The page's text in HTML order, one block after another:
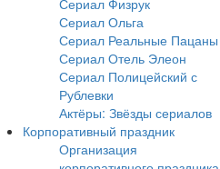
Сериал Физрук
Сериал Ольга
Сериал Реальные Пацаны
Сериал Отель Элеон
Сериал Полицейский с
Рублевки
Актёры: Звёзды сериалов
Корпоративный праздник
Организация